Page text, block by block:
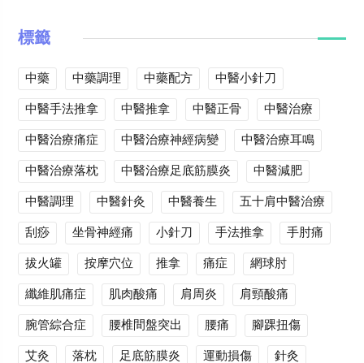
標籤
中藥 中藥調理 中藥配方
中醫小針刀
中醫手法推拿
中醫推拿 中醫正骨
中醫治療
中醫治療痛症
中醫治療神經病變
中醫治療耳鳴
中醫治療落枕
中醫治療足底筋膜炎
中醫減肥
中醫調理
中醫針灸 中醫養生
五十肩中醫治療
刮痧
坐骨神經痛 小針刀 手法推拿
手肘痛
拔火罐
按摩穴位 推拿 痛症
網球肘
纖維肌痛症
肌肉酸痛 肩周炎
肩頸酸痛
腕管綜合症
腰椎間盤突出 腰痛
腳踝扭傷
艾灸
落枕 足底筋膜炎 運動損傷
針灸